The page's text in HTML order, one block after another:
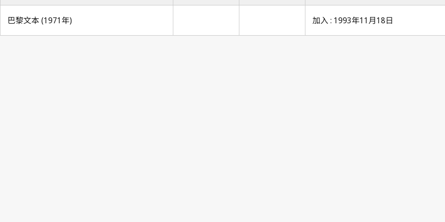
巴黎文本 (1971年) 加入 : 1993年11月18日